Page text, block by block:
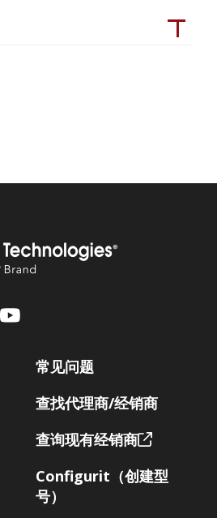
Youtube
常见问题
查找代理商/经销商
查询现有经销商
Configurit（创建型
号）